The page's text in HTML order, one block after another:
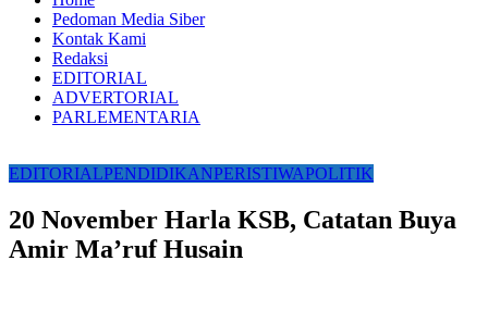
Pedoman Media Siber
Kontak Kami
Redaksi
EDITORIAL
ADVERTORIAL
PARLEMENTARIA
EDITORIALPENDIDIKANPERISTIWAPOLITIK
20 November Harla KSB, Catatan Buya
Amir Ma’ruf Husain